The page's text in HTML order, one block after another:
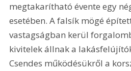
megtakarítható évente egy
esetében. A falsík mögé
vastagságban kerül
kivitelek állnak a
Csendes működésükről a